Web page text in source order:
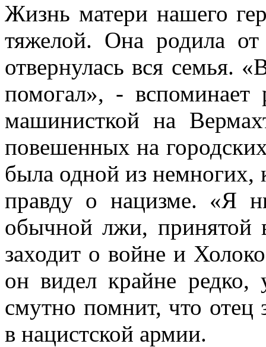
Жизнь матери нашего
тяжелой. Она родила
отвернулась вся семья.
помогал», - вспоминает
машинисткой на
повешенных на
была одной из немногих,
правду о нацизме. «Я
обычной лжи, принятой
заходит о войне и
он видел крайне
смутно помнит, что отец
в нацистской армии.